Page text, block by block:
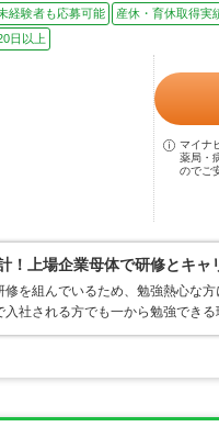
経験者も応募可能 産休・育休取得実
日以上
マイナ
薬局・
のでご
！上場企業母体で研修とキャ
を組んでいるため、勉強熱心な
社される方でも一から勉強でき